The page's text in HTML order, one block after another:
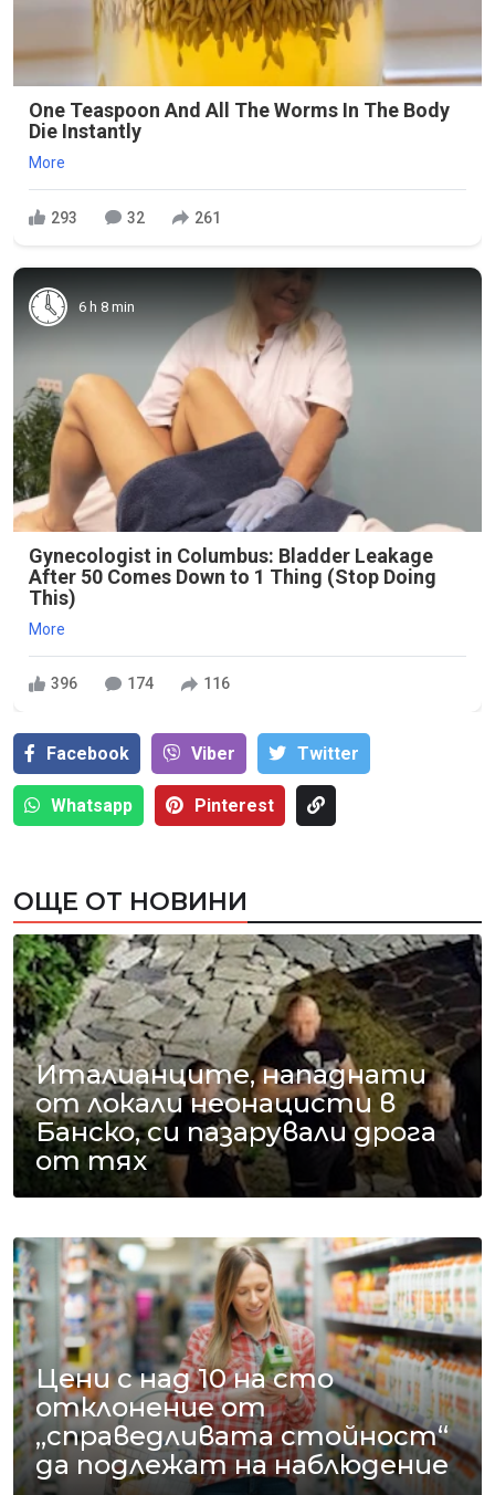
One Teaspoon And All The Worms In The Body
Die Instantly
More
293 32 261
6 h 8 min
Gynecologist in Columbus: Bladder Leakage
After 50 Comes Down to 1 Thing (Stop Doing
This)
More
396 174 116
Facebook Viber Тwitter
Whatsapp Pinterest
ОЩЕ ОТ НОВИНИ
Италианците, нападнати
от локали неонацисти в
Банско, си пазарували дрога
от тях
Цени с над 10 на сто
отклонение от
„справедливата стойност“
да подлежат на наблюдение